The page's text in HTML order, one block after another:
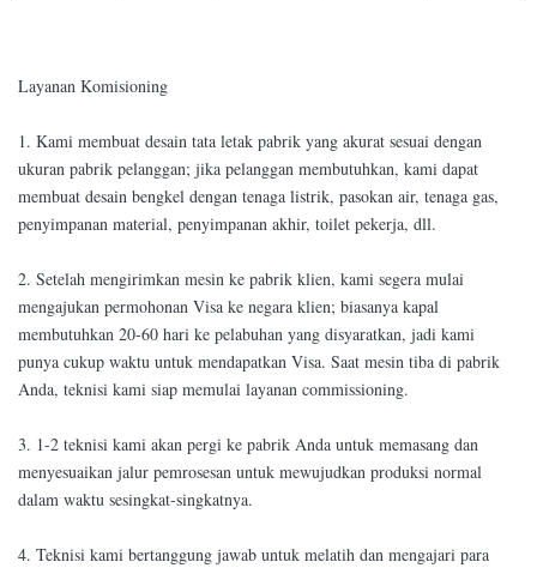
Layanan Komisioning
1. Kami membuat desain tata letak pabrik yang akurat sesuai dengan
ukuran pabrik pelanggan; jika pelanggan membutuhkan, kami dapat
membuat desain bengkel dengan tenaga listrik, pasokan air, tenaga gas,
penyimpanan material, penyimpanan akhir, toilet pekerja, dll.
2. Setelah mengirimkan mesin ke pabrik klien, kami segera mulai
mengajukan permohonan Visa ke negara klien; biasanya kapal
membutuhkan 20-60 hari ke pelabuhan yang disyaratkan, jadi kami
punya cukup waktu untuk mendapatkan Visa. Saat mesin tiba di pabrik
Anda, teknisi kami siap memulai layanan commissioning.
3. 1-2 teknisi kami akan pergi ke pabrik Anda untuk memasang dan
menyesuaikan jalur pemrosesan untuk mewujudkan produksi normal
dalam waktu sesingkat-singkatnya.
4. Teknisi kami bertanggung jawab untuk melatih dan mengajari para